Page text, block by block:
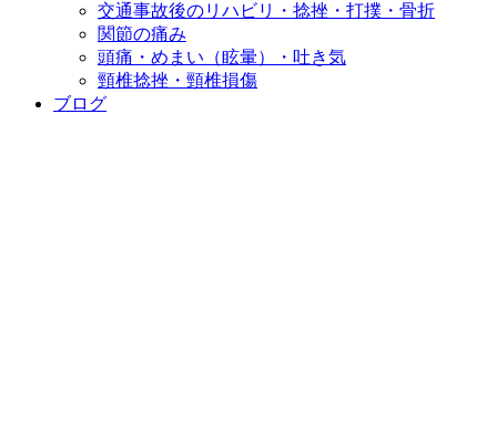
交通事故後のリハビリ・捻挫・打撲・骨折
関節の痛み
頭痛・めまい（眩暈）・吐き気
頸椎捻挫・頸椎損傷
ブログ